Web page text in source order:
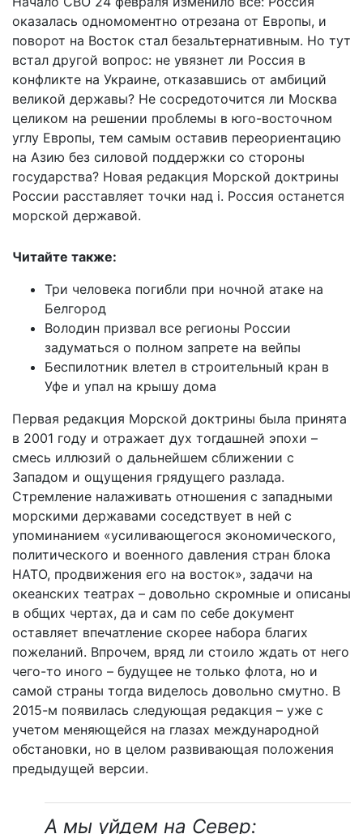
оказалась одномоментно отрезана от Европы, и
поворот на Восток стал безальтернативным. Но тут
встал другой вопрос: не увязнет ли Россия в
конфликте на Украине, отказавшись от амбиций
великой державы? Не сосредоточится ли Москва
целиком на решении проблемы в юго-восточном
углу Европы, тем самым оставив переориентацию
на Азию без силовой поддержки со стороны
государства? Новая редакция Морской доктрины
России расставляет точки над i. Россия останется
морской державой.
Читайте также:
Три человека погибли при ночной атаке на
Белгород
Володин призвал все регионы России
задуматься о полном запрете на вейпы
Беспилотник влетел в строительный кран в
Уфе и упал на крышу дома
Первая редакция Морской доктрины была принята
в 2001 году и отражает дух тогдашней эпохи –
смесь иллюзий о дальнейшем сближении с
Западом и ощущения грядущего разлада.
Стремление налаживать отношения с западными
морскими державами соседствует в ней с
упоминанием «усиливающегося экономического,
политического и военного давления стран блока
НАТО, продвижения его на восток», задачи на
океанских театрах – довольно скромные и описаны
в общих чертах, да и сам по себе документ
оставляет впечатление скорее набора благих
пожеланий. Впрочем, вряд ли стоило ждать от него
чего-то иного – будущее не только флота, но и
самой страны тогда виделось довольно смутно. В
2015-м появилась следующая редакция – уже с
учетом меняющейся на глазах международной
обстановки, но в целом развивающая положения
предыдущей версии.
А мы уйдем на Север: